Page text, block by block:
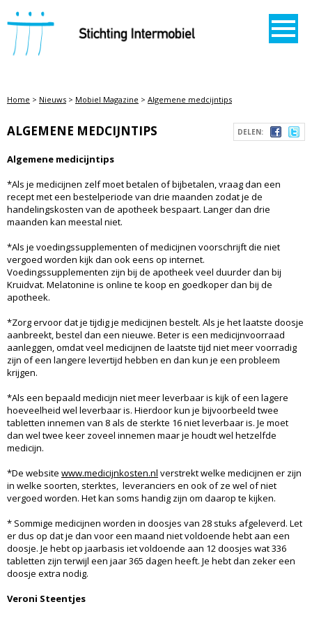
STICHTING INTERMOBIEL
Home > Nieuws > Mobiel Magazine > Algemene medcijntips
DELEN:
ALGEMENE MEDCIJNTIPS
Algemene medicijntips
*Als je medicijnen zelf moet betalen of bijbetalen, vraag dan een
recept met een bestelperiode van drie maanden zodat je de
handelingskosten van de apotheek bespaart. Langer dan drie
maanden kan meestal niet.
*Als je voedingssupplementen of medicijnen voorschrijft die niet
vergoed worden kijk dan ook eens op internet.
Voedingssupplementen zijn bij de apotheek veel duurder dan bij
Kruidvat. Melatonine is online te koop en goedkoper dan bij de
apotheek.
*Zorg ervoor dat je tijdig je medicijnen bestelt. Als je het laatste doosje
aanbreekt, bestel dan een nieuwe. Beter is een medicijnvoorraad
aanleggen, omdat veel medicijnen de laatste tijd niet meer voorradig
zijn of een langere levertijd hebben en dan kun je een probleem
krijgen.
*Als een bepaald medicijn niet meer leverbaar is kijk of een lagere
hoeveelheid wel leverbaar is. Hierdoor kun je bijvoorbeeld twee
tabletten innemen van 8 als de sterkte 16 niet leverbaar is. Je moet
dan wel twee keer zoveel innemen maar je houdt wel hetzelfde
medicijn.
*De website www.medicijnkosten.nl verstrekt welke medicijnen er zijn
in welke soorten, sterktes, leveranciers en ook of ze wel of niet
vergoed worden. Het kan soms handig zijn om daarop te kijken.
* Sommige medicijnen worden in doosjes van 28 stuks afgeleverd. Let
er dus op dat je dan voor een maand niet voldoende hebt aan een
doosje. Je hebt op jaarbasis iet voldoende aan 12 doosjes wat 336
tabletten zijn terwijl een jaar 365 dagen heeft. Je hebt dan zeker een
doosje extra nodig.
Veroni Steentjes